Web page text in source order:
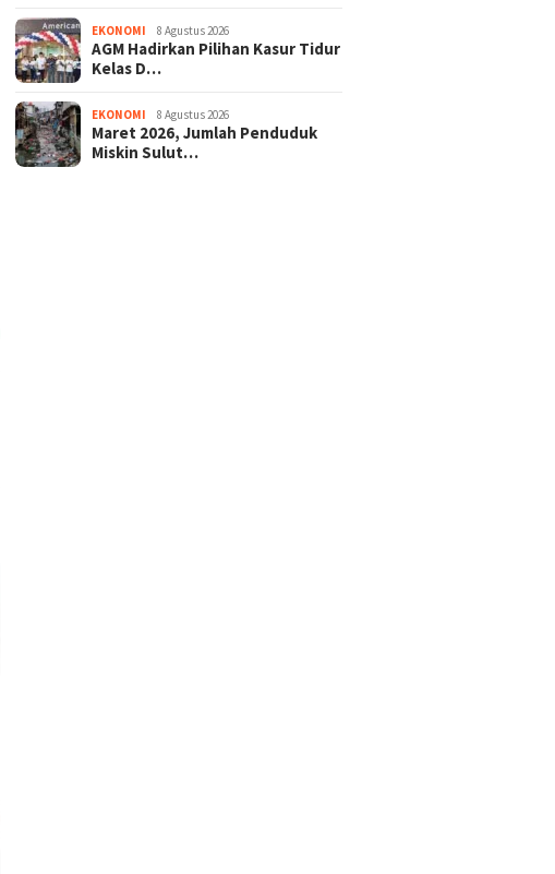
EKONOMI 8 Agustus 2026
AGM Hadirkan Pilihan Kasur Tidur
Kelas D…
EKONOMI 8 Agustus 2026
Maret 2026, Jumlah Penduduk
Miskin Sulut…